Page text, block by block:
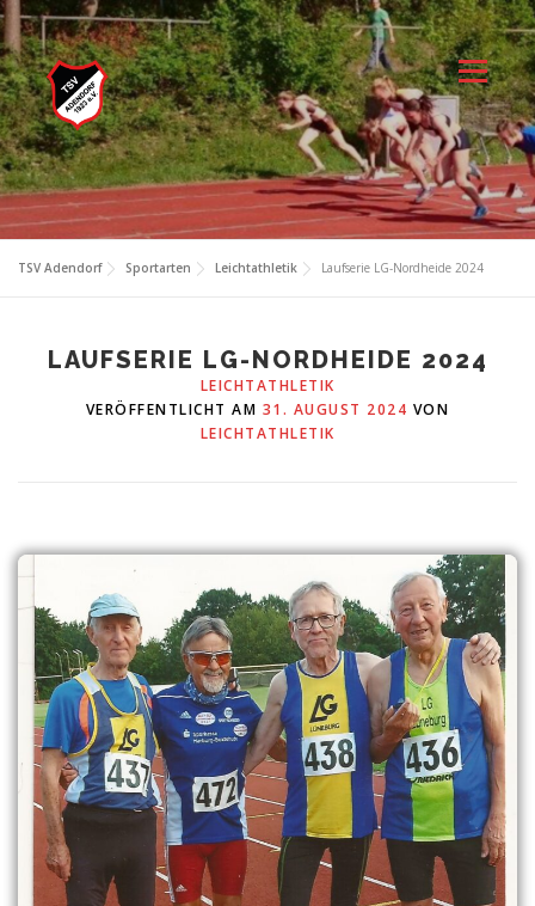
Zum
Inhalt
springen
Menü
TSV Adendorf Sportarten Leichtathletik Laufserie LG-Nordheide 2024
LAUFSERIE LG-NORDHEIDE 2024
LEICHTATHLETIK
VERÖFFENTLICHT AM 31. AUGUST 2024 VON
LEICHTATHLETIK